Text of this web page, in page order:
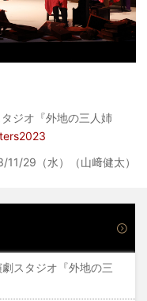
ジオ『外地の三人姉
11/29（水）（山﨑健太）
スタジオ『外地の三